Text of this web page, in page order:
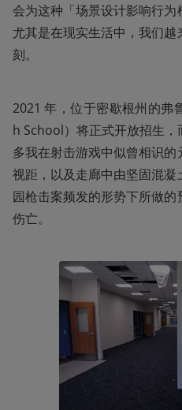
会为这种「场景设计影响行为
尤其是在现实生活中，我们
刻。
2021 年，位于密歇根州的
h School）将正式开放招生
多我在射击游戏中似曾相识
视距，以及走廊中由坚固混
园枪击案频发的形势下所做
伤亡。